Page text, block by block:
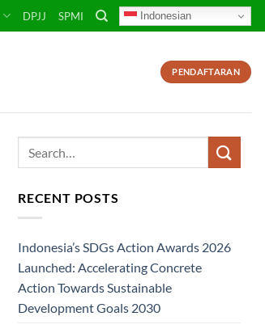
DPJJ SPMI Indonesian
PENDAFTARAN
RECENT POSTS
Indonesia’s SDGs Action Awards 2026
Launched: Accelerating Concrete
Action Towards Sustainable
Development Goals 2030